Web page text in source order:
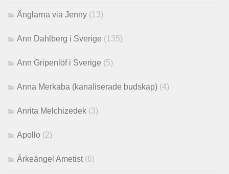
Änglarna via Jenny (13)
Ann Dahlberg i Sverige (135)
Ann Gripenlöf i Sverige (5)
Anna Merkaba (kanaliserade budskap) (4)
Anrita Melchizedek (3)
Apollo (2)
Ärkeängel Ametist (6)